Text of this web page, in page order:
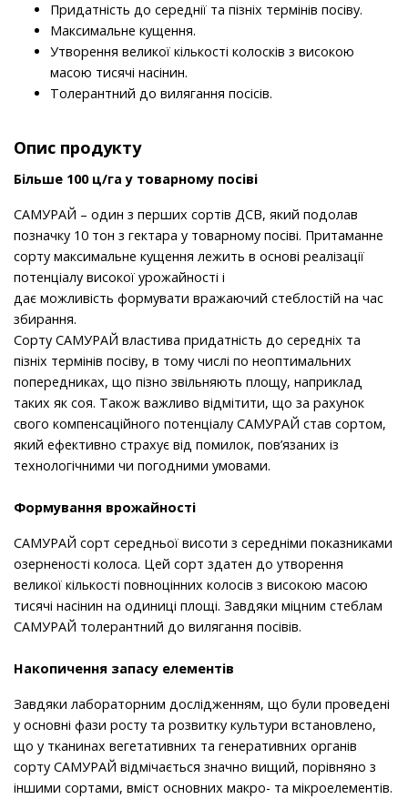
Придатність до середнії та пізніх термінів посіву.
Максимальне кущення.
Утворення великої кількості колосків з високою
масою тисячі насінин.
Толерантний до вилягання посісів.
Опис продукту
Більше 100 ц/га у товарному посіві
САМУРАЙ – один з перших сортів ДСВ, який подолав
позначку 10 тон з гектара у товарному посіві. Притаманне
сорту максимальне кущення лежить в основі реалізації
потенціалу високої урожайності і
дає можливість формувати вражаючий стеблостій на час
збирання.
Сорту САМУРАЙ властива придатність до середніх та
пізніх термінів посіву, в тому числі по неоптимальних
попередниках, що пізно звільняють площу, наприклад
таких як соя. Також важливо відмітити, що за рахунок
свого компенсаційного потенціалу САМУРАЙ став сортом,
який ефективно страхує від помилок, пов’язаних із
технологічними чи погодними умовами.
Формування врожайності
САМУРАЙ сорт середньої висоти з середніми показниками
озерненості колоса. Цей сорт здатен до утворення
великої кількості повноцінних колосів з високою масою
тисячі насінин на одиниці площі. Завдяки міцним стеблам
САМУРАЙ толерантний до вилягання посівів.
Накопичення запасу елементів
Завдяки лабораторним дослідженням, що були проведені
у основні фази росту та розвитку культури встановлено,
що у тканинах вегетативних та генеративних органів
сорту САМУРАЙ відмічається значно вищий, порівняно з
іншими сортами, вміст основних макро- та мікроелементів.